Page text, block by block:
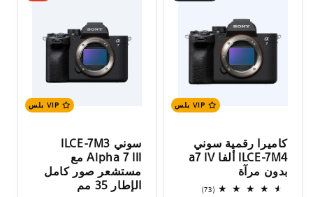
كاميرا رقمية سوني
ILCE-7M4 ألفا a7 IV
بدون مرآة
(73)
73
سوني ILCE-7M3
Alpha 7 III مع
مستشعر صور كامل
الإطار 35 مم